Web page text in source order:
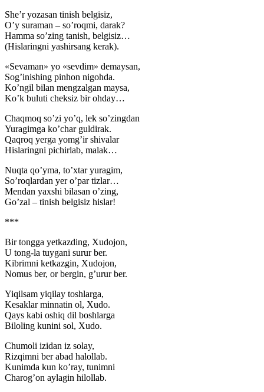
Sheʼr yozasan tinish belgisiz,
Oʼy suraman – soʼroqmi, darak?
Hamma soʼzing tanish, belgisiz…
(Hislaringni yashirsang kerak).
«Sevaman» yo «sevdim» demaysan,
Sogʼinishing pinhon nigohda.
Koʼngil bilan mengzalgan maysa,
Koʼk buluti cheksiz bir ohday…
Chaqmoq soʼzi yoʼq, lek soʼzingdan
Yuragimga koʼchar guldirak.
Qaqroq yerga yomgʼir shivalar
Hislaringni pichirlab, malak…
Nuqta qoʼyma, toʼxtar yuragim,
Soʼroqlardan yer oʼpar tizlar…
Mendan yaxshi bilasan oʼzing,
Goʼzal – tinish belgisiz hislar!
***
Bir tongga yetkazding, Xudojon,
U tong-la tuygani surur ber.
Kibrimni ketkazgin, Xudojon,
Nomus ber, or bergin, gʼurur ber.
Yiqilsam yiqilay toshlarga,
Kesaklar minnatin ol, Xudo.
Qays kabi oshiq dil boshlarga
Biloling kunini sol, Xudo.
Chumoli izidan iz solay,
Rizqimni ber abad halollab.
Kunimda kun koʼray, tunimni
Charogʼon aylagin hilollab.